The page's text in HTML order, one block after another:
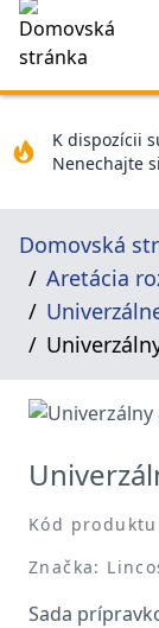
K dispozícii
Nenechajte
Domovská
Aretácia
Kód
Značka:
Sada